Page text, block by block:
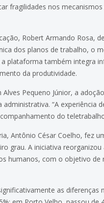
fragilidades nos
Robert Armando Rosa,
dos planos de trabalho, o
plataforma também integra
da produtividade.
Pequeno Júnior, a
“A experiência
do
Antônio César Coelho, fez
grau. A iniciativa
humanos, com o objetivo
as